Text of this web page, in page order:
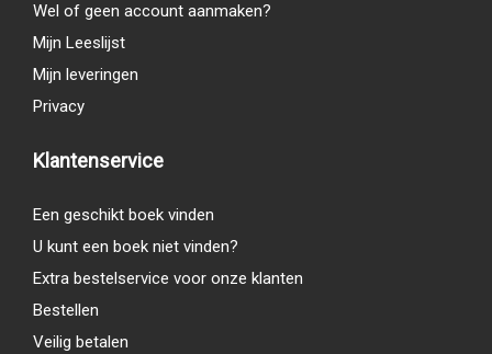
Wel of geen account aanmaken?
Mijn Leeslijst
Mijn leveringen
Privacy
Klantenservice
Een geschikt boek vinden
U kunt een boek niet vinden?
Extra bestelservice voor onze klanten
Bestellen
Veilig betalen